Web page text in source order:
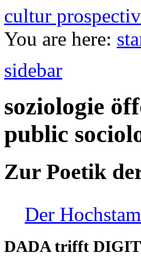
cultur prospectiv
You are here:
sidebar
soziologie
public
Zur Poetik
Der
DADA trifft DIGIT